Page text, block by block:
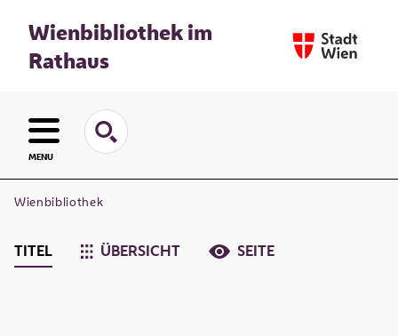
Wienbibliothek im
Rathaus
MENU
Wienbibliothek
TITEL ÜBERSICHT SEITE